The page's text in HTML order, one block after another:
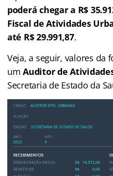
poderá chegar a R$
Fiscal de Atividades
até R$ 29.991,87.
Veja, a seguir, valores da
umAuditor de
Secretaria de Estado da